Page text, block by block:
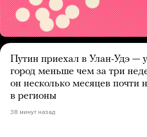
Путин приехал в Улан-Удэ —
город меньше чем за три
он несколько месяцев почти
в регионы
38 минут назад